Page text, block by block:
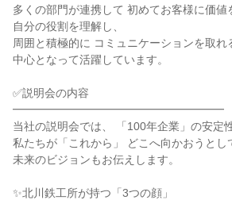
多くの部門が連携して 初めてお客様に価値
自分の役割を理解し、
周囲と積極的に コミュニケーションを取れ
中心となって活躍しています。
✅説明会の内容
━━━━━━━━━━━━━━━━━━━
当社の説明会では、 「100年企業」の安定
私たちが「これから」 どこへ向かおうとし
未来のビジョンもお伝えします。
✨北川鉄工所が持つ「3つの顔」